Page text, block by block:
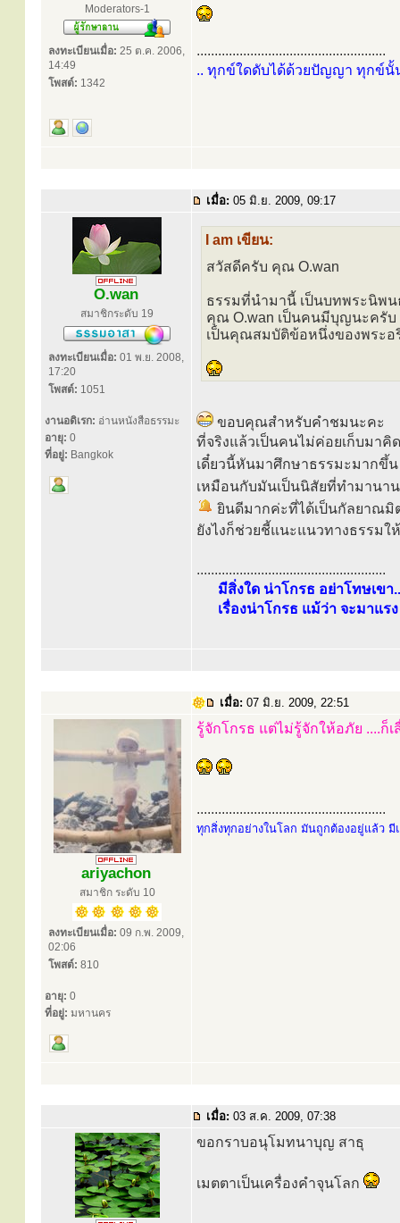
Moderators-1
ลงทะเบียนเมื่อ: 25 ต.ค. 2006,
14:49
โพสต์: 1342
.....................................................
.. ทุกข์ใดดับได้ด้วยปัญญา ทุกข์นั้
เมื่อ: 05 มิ.ย. 2009, 09:17
O.wan
สมาชิกระดับ 19
ลงทะเบียนเมื่อ: 01 พ.ย. 2008,
17:20
โพสต์: 1051
งานอดิเรก: อ่านหนังสือธรรมะ
อายุ: 0
ที่อยู่: Bangkok
I am เขียน:
สวัสดีครับ คุณ O.wan
ธรรมที่นำมานี้ เป็นบทพระนิพ
คุณ O.wan เป็นคนมีบุญนะครับ
เป็นคุณสมบัติข้อหนึ่งของพระอ
ขอบคุณสำหรับคำชมนะคะ
ที่จริงแล้วเป็นคนไม่ค่อยเก็บมาคิ
เดี๋ยวนี้หันมาศึกษาธรรมะมากขึ้
เหมือนกับมันเป็นนิสัยที่ทำมานา
ยินดีมากค่ะที่ได้เป็นกัลยาณ
ยังไงก็ช่วยชี้แนะแนวทางธรรมใ
.....................................................
มีสิ่งใด น่าโกรธ อย่าโทษเขา
เรื่องน่าโกรธ แม้ว่า จะมาแร
เมื่อ: 07 มิ.ย. 2009, 22:51
ariyachon
สมาชิก ระดับ 10
ลงทะเบียนเมื่อ: 09 ก.พ. 2009,
02:06
โพสต์: 810
อายุ: 0
ที่อยู่: มหานคร
รู้จักโกรธ แต่ไม่รู้จักให้อภัย ....ก็เ
.....................................................
ทุกสิ่งทุกอย่างในโลก มันถูกต้องอยู่แล้ว มี
เมื่อ: 03 ส.ค. 2009, 07:38
ขอกราบอนุโมทนาบุญ สาธุ
เมตตาเป็นเครื่องคำจุนโลก